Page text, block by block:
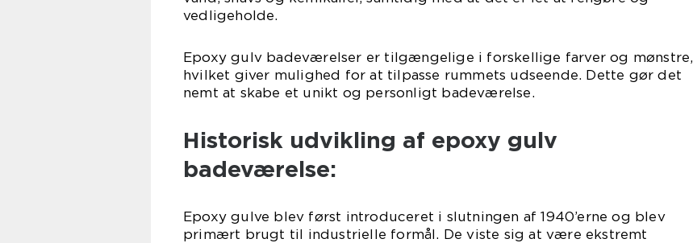
vedligeholde.
Epoxy gulv badeværelser er tilgængelige i forskellige farver og mønstre,
hvilket giver mulighed for at tilpasse rummets udseende. Dette gør det
nemt at skabe et unikt og personligt badeværelse.
Historisk udvikling af epoxy gulv
badeværelse:
Epoxy gulve blev først introduceret i slutningen af 1940’erne og blev
primært brugt til industrielle formål. De viste sig at være ekstremt